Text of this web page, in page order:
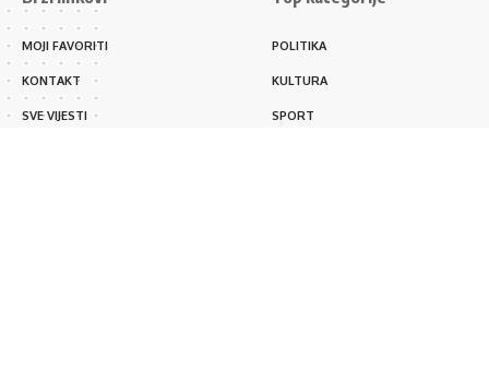
MOJI FAVORITI
KONTAKT
SVE VIJESTI
POLITIKA
KULTURA
SPORT